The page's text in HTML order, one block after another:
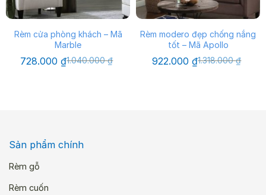
Rèm cửa phòng khách – Mã
Marble
1.040.000₫
Giá
728.000₫Giá
Rèm modero đẹp chống nắng
tốt – Mã Apollo
1.318.000₫
Giá
922.000₫Giá
Sản phẩm chính
Rèm gỗ
Rèm cuốn